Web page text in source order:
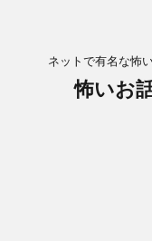
ネットで有名な怖
怖いお